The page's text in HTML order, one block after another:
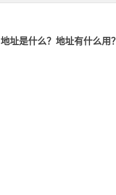
地址是什么？地址有什么用？